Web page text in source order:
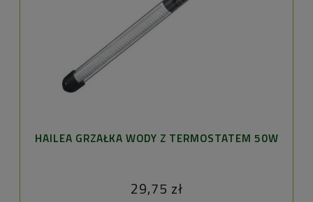
HAILEA GRZAŁKA WODY Z TERMOSTATEM 50W
29,75 zł